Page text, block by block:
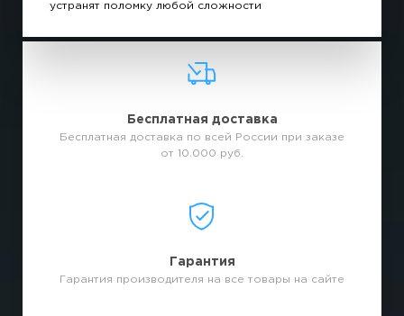
устранят поломку любой сложности
Бесплатная доставка
Бесплатная доставка по всей России при заказе
от 10.000 руб.
Гарантия
Гарантия производителя на все товары на сайте